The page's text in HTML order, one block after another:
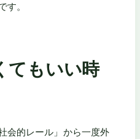
す。
てもいい時
会的レール」から一度外